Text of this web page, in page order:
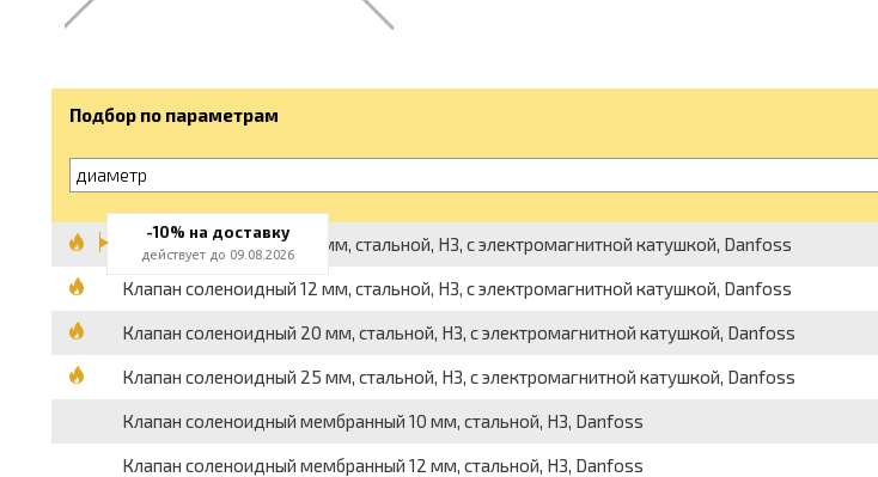
Подбор по параметрам
диаметр
Клапан соленоидный 10 мм, стальной, НЗ, с электромагнитной катушкой, Danfoss
Клапан соленоидный 12 мм, стальной, НЗ, с электромагнитной катушкой, Danfoss
Клапан соленоидный 20 мм, стальной, НЗ, с электромагнитной катушкой, Danfoss
Клапан соленоидный 25 мм, стальной, НЗ, с электромагнитной катушкой, Danfoss
Клапан соленоидный мембранный 10 мм, стальной, НЗ, Danfoss
Клапан соленоидный мембранный 12 мм, стальной, НЗ, Danfoss
-10% на доставку
действует до 09.08.2026